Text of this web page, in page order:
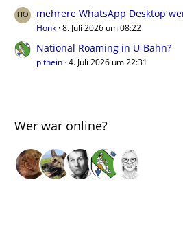
mehrere WhatsApp Desktop
Honk 8. Juli 2026 um 08:22
National Roaming in U-Bahn?
pithein 4. Juli 2026 um 22:31
Wer war online?